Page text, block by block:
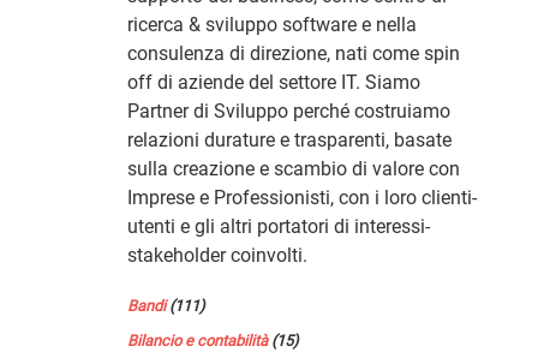
ricerca & sviluppo software e nella
consulenza di direzione, nati come spin
off di aziende del settore IT. Siamo
Partner di Sviluppo perché costruiamo
relazioni durature e trasparenti, basate
sulla creazione e scambio di valore con
Imprese e Professionisti, con i loro clienti-
utenti e gli altri portatori di interessi-
stakeholder coinvolti.
Bandi(111)
Bilancio e contabilità(15)